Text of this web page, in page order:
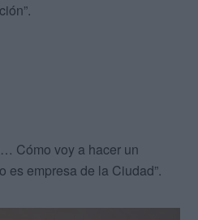
Cómo voy a hacer un
es empresa de la Ciudad”.